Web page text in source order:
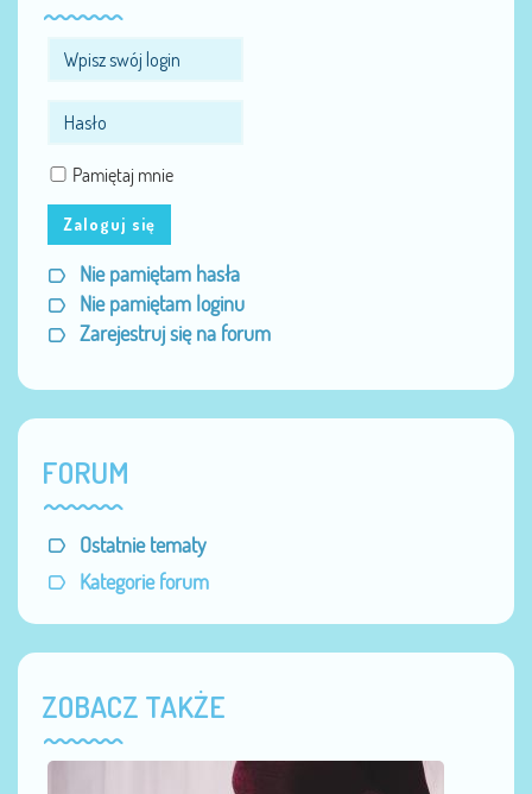
Pamiętaj mnie
Zaloguj się
Nie pamiętam hasła
Nie pamiętam loginu
Zarejestruj się na forum
FORUM
Ostatnie tematy
Kategorie forum
ZOBACZ TAKŻE